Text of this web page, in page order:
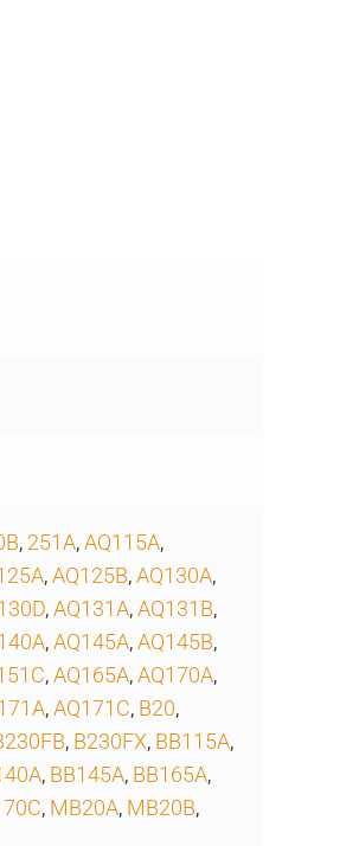
, 251A, AQ115A,
, AQ125B, AQ130A,
, AQ131A, AQ131B,
, AQ145A, AQ145B,
, AQ165A, AQ170A,
, AQ171C, B20,
, B230FX, BB115A,
, BB145A, BB165A,
, MB20A, MB20B,